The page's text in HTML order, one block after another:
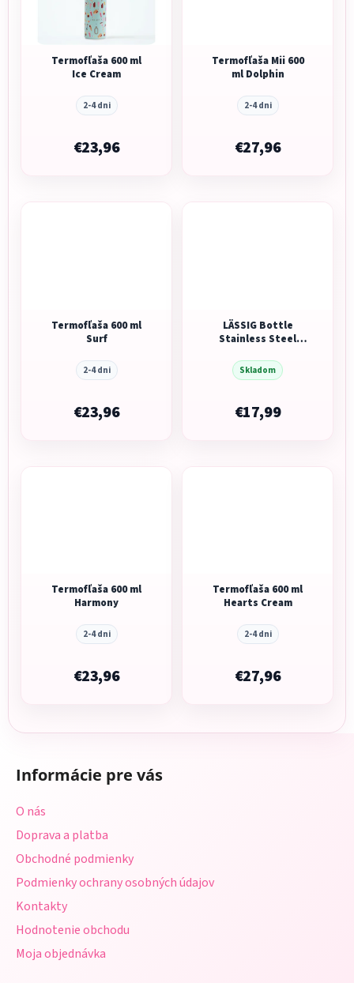
Termofľaša 600 ml
Ice Cream
2-4 dni
€23,96
Termofľaša Mii 600
ml Dolphin
2-4 dni
€27,96
Termofľaša 600 ml
Surf
2-4 dni
€23,96
LÄSSIG Bottle
Stainless Steel
Skladom
€17,99
Termofľaša 600 ml
Harmony
2-4 dni
€23,96
Termofľaša 600 ml
Hearts Cream
2-4 dni
€27,96
Informácie pre vás
O nás
Doprava a platba
Obchodné podmienky
Podmienky ochrany osobných údajov
Kontakty
Hodnotenie obchodu
Moja objednávka